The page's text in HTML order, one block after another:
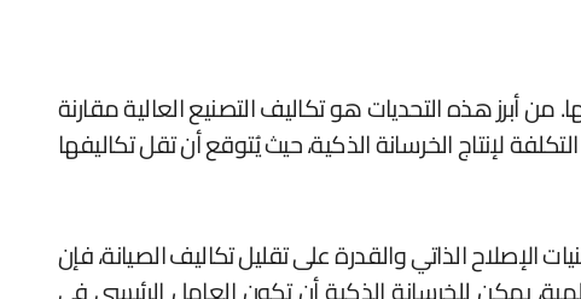
أبرز هذه التحديات هو تكاليف التصنيع العالية مقارنة
لإنتاج الخرسانة الذكية، حيث يُتوقع أن تقل تكاليفها
الإصلاح الذاتي والقدرة على تقليل تكاليف الصيانة، فإن